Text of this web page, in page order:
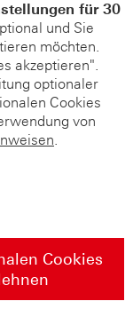
für 30
und Sie
möchten.
akzeptieren".
optionaler
Cookies
von
.
Cookies